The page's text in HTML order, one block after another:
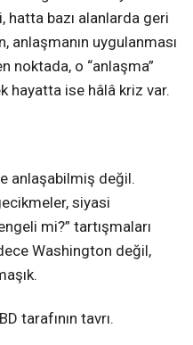
hatta bazı alanlarda geri
anlaşmanın uygulanması
noktada, o “anlaşma”
hayatta ise hâlâ kriz var.
anlaşabilmiş değil.
siyasi
mi?” tartışmaları
Washington değil,
tarafının tavrı.